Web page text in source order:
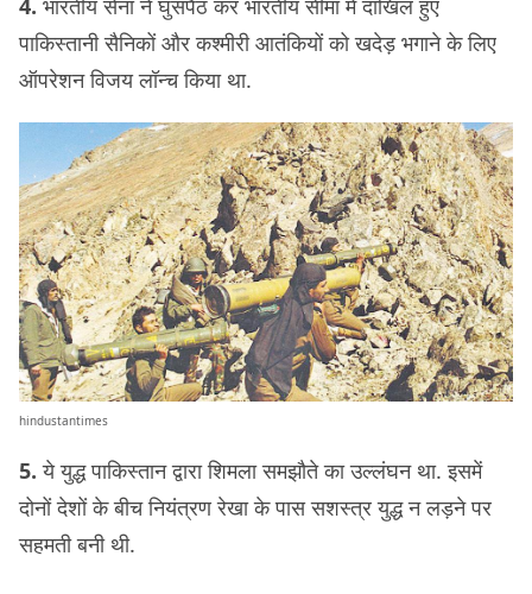
पाकिस्तानी सैनिकों और कश्मीरी आतंकियों को खदेड़ भगाने के लिए
ऑपरेशन विजय लॉन्च किया था.
hindustantimes
5.ये युद्ध पाकिस्तान द्वारा शिमला समझौते का उल्लंघन था. इसमें
दोनों देशों के बीच नियंत्रण रेखा के पास सशस्त्र युद्ध न लड़ने पर
सहमती बनी थी.